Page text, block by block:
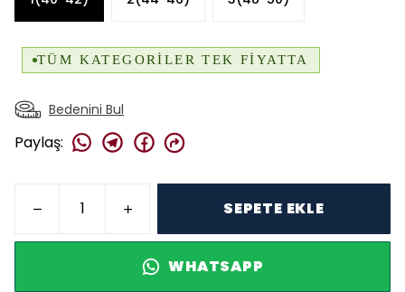
Bedenini Bul
Paylaş:
SEPETE EKLE
WHATSAPP